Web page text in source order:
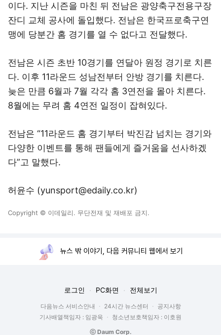
이다. 지난 시즌을 마친 뒤 전남은 광양축구전용구장
잔디 교체 공사에 돌입했다. 전남은 한국프로축구연
맹에 당분간 홈 경기를 열 수 없다고 전달했다.
전남은 시즌 초반 10경기를 연달아 원정 경기로 치른
다. 이후 11라운드 성남전부터 안방 경기를 치른다.
늦은 만큼 6월과 7월 각각 홈 3연전을 몰아 치른다.
8월에는 무려 홈 4연전 일정이 잡혀있다.
전남은 “11라운드 홈 경기부터 박진감 넘치는 경기와
다양한 이벤트를 통해 팬들에게 즐거움을 선사하겠
다”고 말했다.
허윤수 (yunsport@edaily.co.kr)
Copyright © 이데일리. 무단전재 및 재배포 금지.
뉴스 밖 이야기, 다음 커뮤니티 웹에서 보기
로그인 PC화면 전체보기
다음뉴스 서비스안내 24시간 뉴스센터
공지사항
기사배열책임자 : 임광욱
청소년보호책임자 : 이호원
ⓒ Daum Corp.